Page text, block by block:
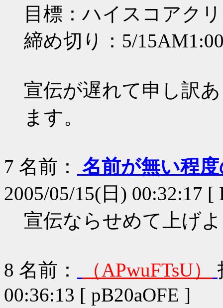
目標：ハイスコアク
締め切り：5/
宣伝が遅れて申し訳
ます。
7 名前：
名前が無い程
2005/05/15(日) 00:32:17 [
宣伝ならせめて上げ
8 名前： （APwuFTsU）
00:36:13 [ pB20aOFE ]